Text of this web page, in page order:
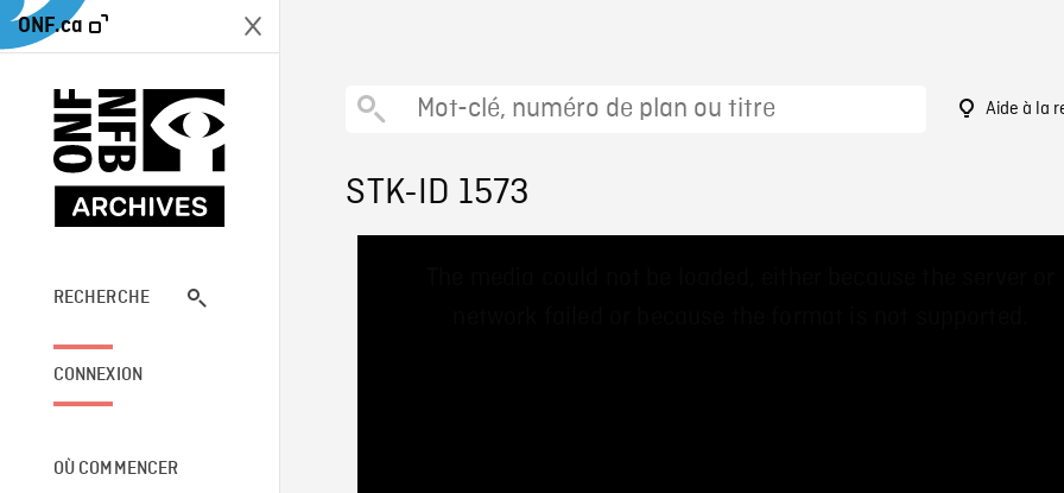
ONF.ca
RECHERCHE
CONNEXION
OÙ COMMENCER
Aide à la
STK-ID 1573